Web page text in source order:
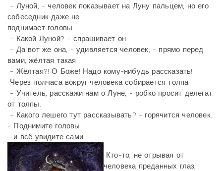
- Луной, - человек показывает на Луну пальцем, но его
собеседник даже не
поднимает головы.
- Какой Луной? - спрашивает он.
- Да вот же она, - удивляется человек, - прямо перед
вами, жёлтая такая.
- Жёлтая?! О Боже! Надо кому-нибудь рассказать!
Через полчаса вокруг человека собирается толпа.
- Учитель, расскажи нам о Луне, - робко просит делегат
от толпы.
- Какого лешего тут рассказывать? - горячится человек.
- Поднимите головы
- и всё увидите сами.
Кто-то, не отрывая от
человека преданных глаз,